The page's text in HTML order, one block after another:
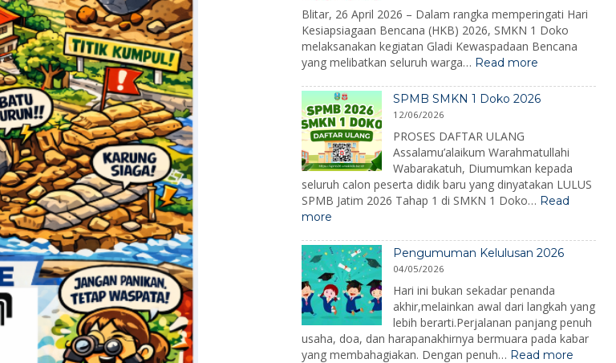
Menumbuhkan
Semangat
Belajar
Blitar, 26 April 2026 – Dalam rangka memperingati Hari
Kesiapsiagaan Bencana (HKB) 2026, SMKN 1 Doko
melaksanakan kegiatan Gladi Kewaspadaan Bencana
yang melibatkan seluruh warga… Read more:
1
Doko
Kewaspadaan
Bencana
dalam
Peringatan
Hari
2026
SPMB SMKN 1 Doko 2026
12/06/2026
PROSES DAFTAR ULANG
Assalamu’alaikum Warahmatullahi
Wabarakatuh, Diumumkan kepada
seluruh calon peserta didik baru yang dinyatakan LULUS
SPMB Jatim 2026 Tahap 1 di SMKN 1 Doko… Read
more:
SMKN
1
Doko
2026
Pengumuman Kelulusan 2026
04/05/2026
Hari ini bukan sekadar penanda
akhir,melainkan awal dari langkah yang
lebih berarti.Perjalanan panjang penuh
usaha, doa, dan harapanakhirnya bermuara pada kabar
yang membahagiakan. Dengan penuh… Read more: